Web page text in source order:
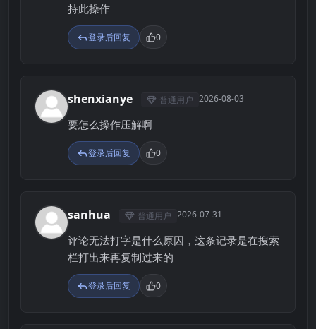
持此操作
登录后回复 0
S shenxianye 普通用户 2026-08-03
要怎么操作压解啊
登录后回复 0
S sanhua 普通用户 2026-07-31
评论无法打字是什么原因，这条记录是在搜索
栏打出来再复制过来的
登录后回复 0